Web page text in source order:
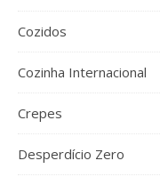
Cozidos
Cozinha Internacional
Crepes
Desperdício Zero